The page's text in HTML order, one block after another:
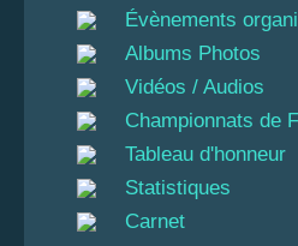
Évènements
Albums Photos
Vidéos / Audios
Championnats de
Tableau d'honneur
Statistiques
Carnet